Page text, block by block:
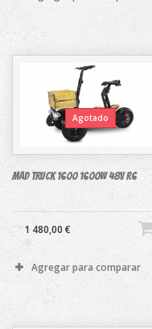
Agotado
MAD TRUCK 1600 1600W 48V R6
1 480,00 €
Agregar para comparar